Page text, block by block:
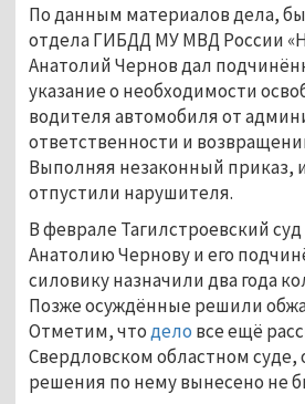
По данным материалов дела,
отдела ГИБДД МУ МВД России
Анатолий Чернов дал
указание о необходимости
водителя автомобиля от
ответственности и
Выполняя незаконный
отпустили нарушителя.
В феврале Тагилстроевский
Анатолию Чернову и его
силовику назначили два года
Позже осуждённые решили
Отметим, чтодело все ещё
Свердловском областном суде,
решения по нему вынесено не